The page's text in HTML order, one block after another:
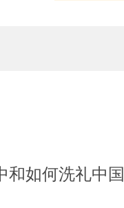
和如何洗礼中国